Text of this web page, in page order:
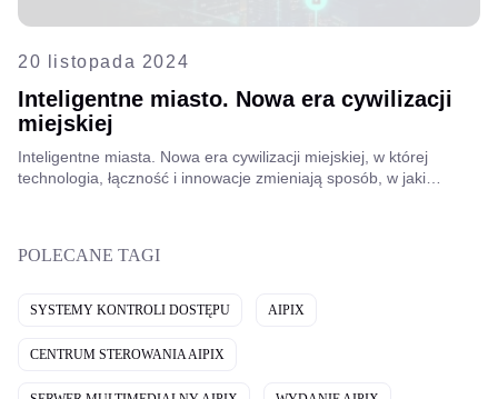
20 listopada 2024
Inteligentne miasto. Nowa era cywilizacji
miejskiej
Inteligentne miasta. Nowa era cywilizacji miejskiej, w której
technologia, łączność i innowacje zmieniają sposób, w jaki
POLECANE TAGI
SYSTEMY KONTROLI DOSTĘPU AIPIX
CENTRUM STEROWANIA AIPIX